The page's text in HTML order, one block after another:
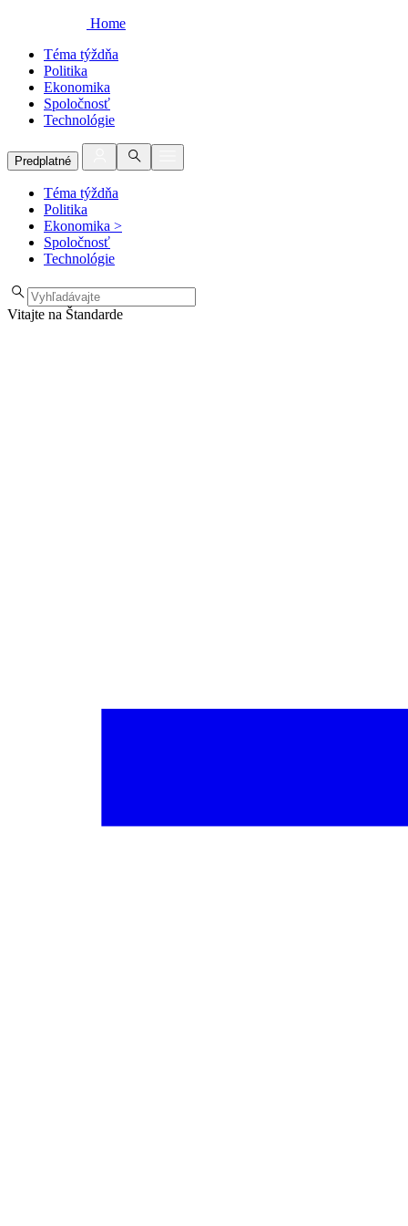
Home
Téma týždňa
Politika
Ekonomika
Spoločnosť
Technológie
Predplatné
Téma týždňa
Politika
Ekonomika >
Spoločnosť
Technológie
Vitajte na Štandarde